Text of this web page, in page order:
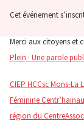
Cet événement
Merci aux citoyens et
Plein · Une parole
CIEP HCCsc Mons-La
Féminine
région du Centre